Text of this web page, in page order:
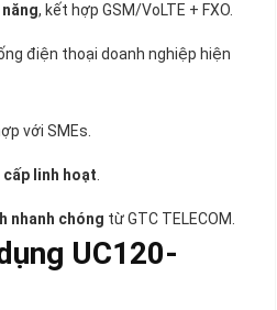
, kết hợp GSM/VoLTE + FXO.
điện thoại doanh nghiệp hiện
với SMEs.
cấp linh hoạt
nhanh chóng từ GTC TELECOM.
UC120-